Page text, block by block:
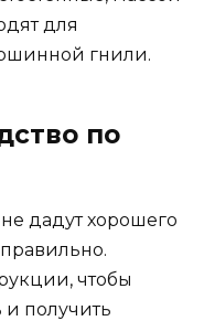
для
гнили.
по
дадут хорошего
чтобы
и получить